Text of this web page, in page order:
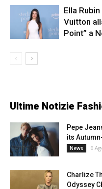
Ella
Vuitton
Point” a
Ultime Notizie
Pepe
its
News 6
Charlize
Odyssey